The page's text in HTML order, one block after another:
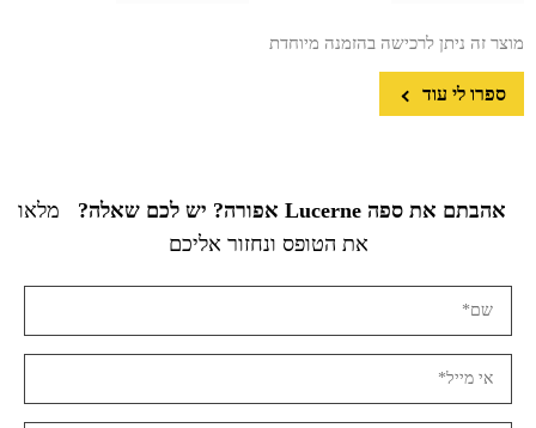
מוצר זה ניתן לרכישה בהזמנה מיוחדת
ספרו לי עוד
אהבתם את ספה Lucerne אפורה? יש לכם שאלה?
מלאו
את הטופס ונחזור אליכם